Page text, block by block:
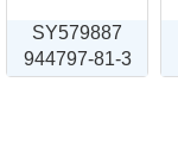
SY579887
944797-81-3